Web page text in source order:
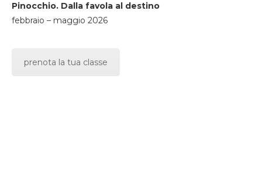
Pinocchio. Dalla favola al destino
febbraio – maggio 2026
prenota la tua classe